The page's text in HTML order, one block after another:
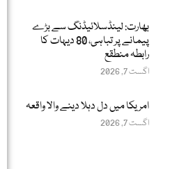
بھارت: لینڈسلائیڈنگ سے بڑے
پیمانے پر تباہی، 80 دیہات کا
رابطہ منطقع
اگست 7, 2026
امریکا میں دل دہلا دینے والا واقعہ
اگست 7, 2026